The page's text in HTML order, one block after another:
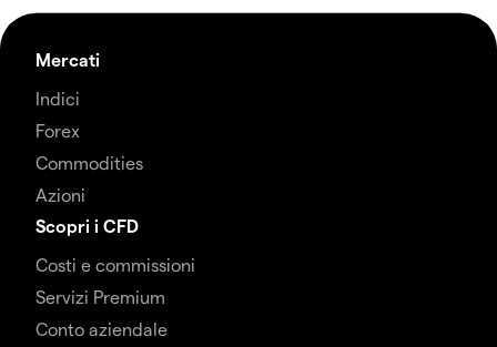
Mercati
Indici
Forex
Commodities
Azioni
Scopri i CFD
Costi e commissioni
Servizi Premium
Conto aziendale